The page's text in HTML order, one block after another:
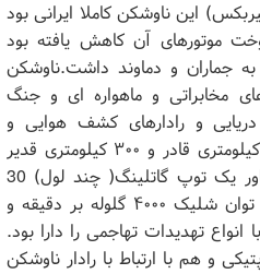
این ناوشکن کاملا ایرانی بود
موتورهای آن کاهش یافته بود
جماران و دماوند داشت.ناوشکن
مخابراتی و ماهواره ای و جنگ
و رادارهای کشف هوایی و
موشکهای کروز ضد کشتی ۲۲۰ کیلومتری قادر و ۳۰۰ کیلومتری قدیر
بود. همچنین در عقب این شناور یک توپ گاتلینگ( چند لول) 30
میلیمتری کمند نصب شد که با توان شلیک ۴۰۰۰ گلوله بر دقیقه و
با انواع تهدیدات تهاجمی را دارا بود.
و هم‌ با ارتباط با رادار ناوشکن